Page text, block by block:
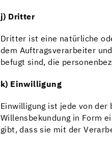
j) Dritter
Dritter ist eine natürliche
dem Auftragsverarbeiter
befugt sind, die
k) Einwilligung
Einwilligung ist jede von
Willensbekundung in Form
gibt, dass sie mit der